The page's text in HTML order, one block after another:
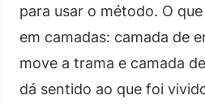
para usar o método. O
em camadas: camada de
move a trama e camada
dá sentido ao que foi